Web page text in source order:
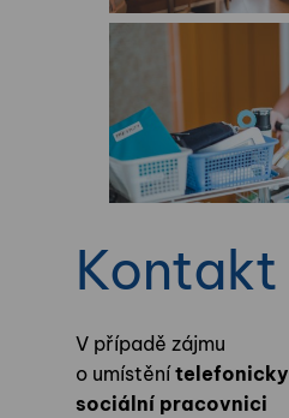
Kontakt
V případě zájmu
o umístěnítelefonicky
sociální pracovnici